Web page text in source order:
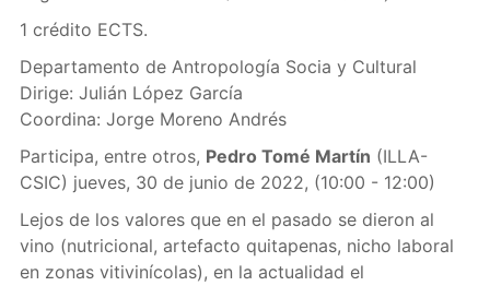
1 crédito ECTS.
Departamento de Antropología Socia y Cultural
Dirige: Julián López García
Coordina: Jorge Moreno Andrés
Participa, entre otros, Pedro Tomé Martín (ILLA-
CSIC) jueves, 30 de junio de 2022, (10:00 - 12:00)
Lejos de los valores que en el pasado se dieron al
vino (nutricional, artefacto quitapenas, nicho laboral
en zonas vitivinícolas), en la actualidad el